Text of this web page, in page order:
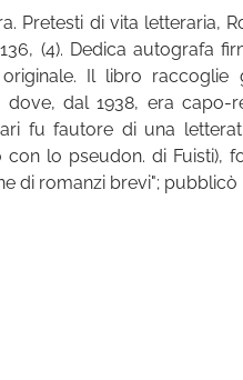
Pretesti di vita letteraria,
(4). Dedica autografa
originale. Il libro
dove, dal 1938, era capo-
fu fautore di una
lo pseudon. di Fuisti),
di romanzi brevi"; pubblicò